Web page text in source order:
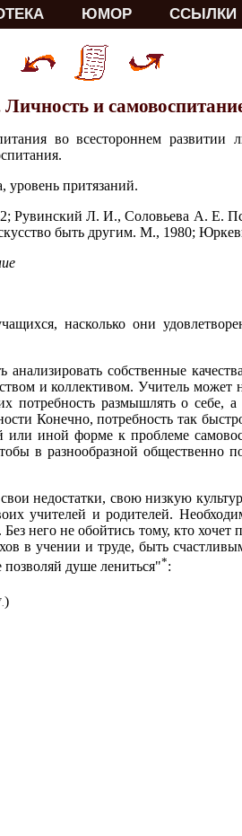
ЮМОР ССЫЛКИ
и
во всестороннем развитии
уровень притязаний.
Рувинский Л. И., Соловьева А. Е.
быть другим. М., 1980;
насколько они
анализировать собственные
и коллективом. Учитель
размышлять о себе, а
Конечно, потребность так
иной форме к проблеме
в разнообразной общественно
недостатки, свою низкую
учителей и родителей.
него не обойтись тому, кто хочет
в учении и труде, быть
душе лениться"*:
)